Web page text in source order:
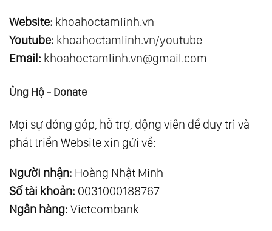
Website: khoahoctamlinh.vn
Youtube: khoahoctamlinh.vn/youtube
Email: khoahoctamlinh.vn@gmail.com
Ủng Hộ - Donate
Mọi sự đóng góp, hỗ trợ, động viên để duy trì và
phát triển Website xin gửi về:
Người nhận: Hoàng Nhật Minh
Số tài khoản: 0031000188767
Ngân hàng: Vietcombank